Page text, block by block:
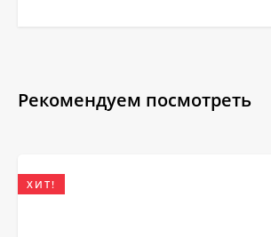
Рекомендуем посмотреть
ХИТ!